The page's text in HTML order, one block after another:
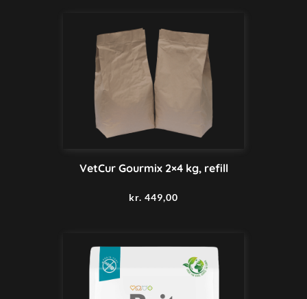
VetCur Gourmix 2×4 kg, refill
kr. 449,00